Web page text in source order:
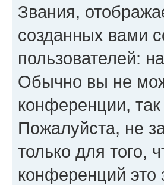
Звания,
созданных вами
пользователей:
Обычно вы не
конференции,
Пожалуйста, не
только для того,
конференций это